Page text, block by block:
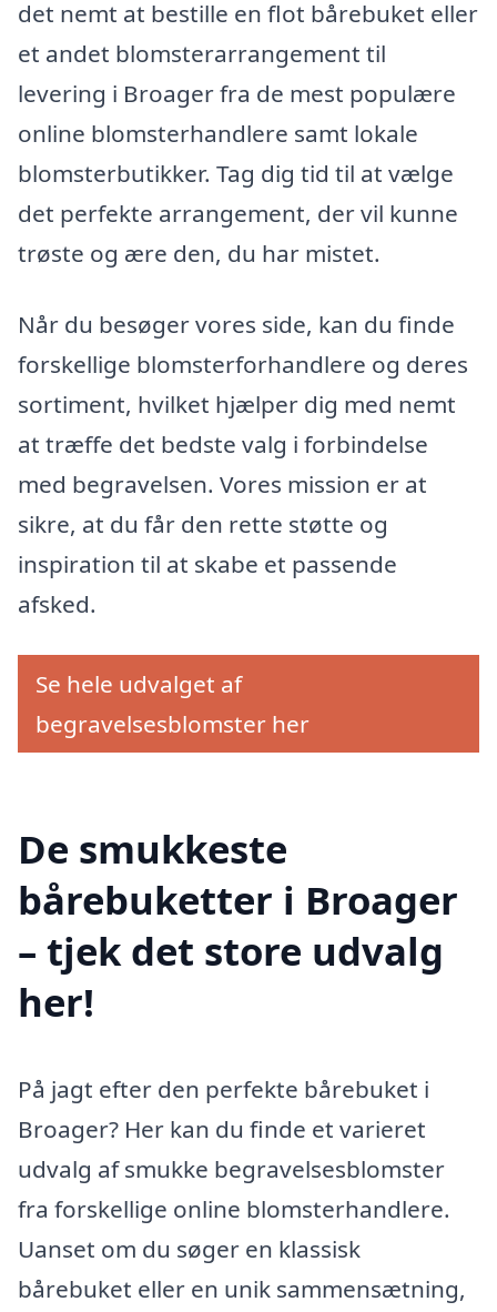
det nemt at bestille en flot bårebuket eller
et andet blomsterarrangement til
levering i Broager fra de mest populære
online blomsterhandlere samt lokale
blomsterbutikker. Tag dig tid til at vælge
det perfekte arrangement, der vil kunne
trøste og ære den, du har mistet.
Når du besøger vores side, kan du finde
forskellige blomsterforhandlere og deres
sortiment, hvilket hjælper dig med nemt
at træffe det bedste valg i forbindelse
med begravelsen. Vores mission er at
sikre, at du får den rette støtte og
inspiration til at skabe et passende
afsked.
Se hele udvalget af
begravelsesblomster her
De smukkeste
bårebuketter i Broager
– tjek det store udvalg
her!
På jagt efter den perfekte bårebuket i
Broager? Her kan du finde et varieret
udvalg af smukke begravelsesblomster
fra forskellige online blomsterhandlere.
Uanset om du søger en klassisk
bårebuket eller en unik sammensætning,